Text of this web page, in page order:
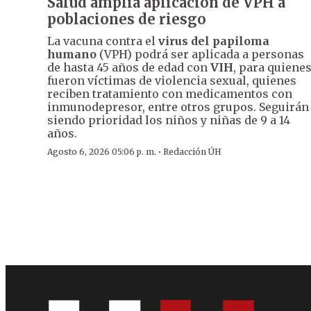
poblaciones de riesgo
La vacuna contra el virus del papiloma
humano (VPH) podrá ser aplicada a personas
de hasta 45 años de edad con VIH, para quienes
fueron víctimas de violencia sexual, quienes
reciben tratamiento con medicamentos con
inmunodepresor, entre otros grupos. Seguirán
siendo prioridad los niños y niñas de 9 a 14
años.
Agosto 6, 2026 05:06 p. m. · Redacción ÚH